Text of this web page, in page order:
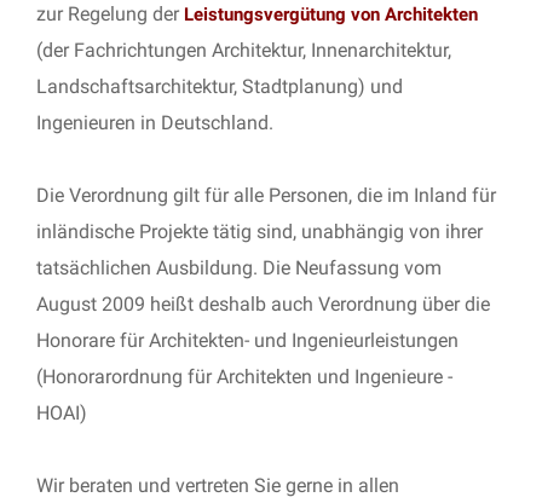
zur Regelung der Leistungsvergütung von Architekten
(der Fachrichtungen Architektur, Innenarchitektur,
Landschaftsarchitektur, Stadtplanung) und
Ingenieuren in Deutschland.
Die Verordnung gilt für alle Personen, die im Inland für
inländische Projekte tätig sind, unabhängig von ihrer
tatsächlichen Ausbildung. Die Neufassung vom
August 2009 heißt deshalb auch Verordnung über die
Honorare für Architekten- und Ingenieurleistungen
(Honorarordnung für Architekten und Ingenieure -
HOAI)
Wir beraten und vertreten Sie gerne in allen